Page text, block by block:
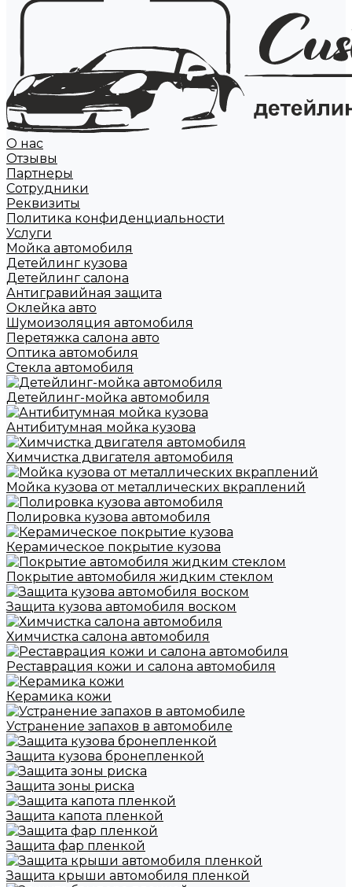
О нас
Отзывы
Партнеры
Сотрудники
Реквизиты
Политика конфиденциальности
Услуги
Мойка автомобиля
Детейлинг кузова
Детейлинг салона
Антигравийная защита
Оклейка авто
Шумоизоляция автомобиля
Перетяжка салона авто
Оптика автомобиля
Стекла автомобиля
Детейлинг-мойка автомобиля
Антибитумная мойка кузова
Химчистка двигателя автомобиля
Мойка кузова от металлических вкраплений
Полировка кузова автомобиля
Керамическое покрытие кузова
Покрытие автомобиля жидким стеклом
Защита кузова автомобиля воском
Химчистка салона автомобиля
Реставрация кожи и салона автомобиля
Керамика кожи
Устранение запахов в автомобиле
Защита кузова бронепленкой
Защита зоны риска
Защита капота пленкой
Защита фар пленкой
Защита крыши автомобиля пленкой